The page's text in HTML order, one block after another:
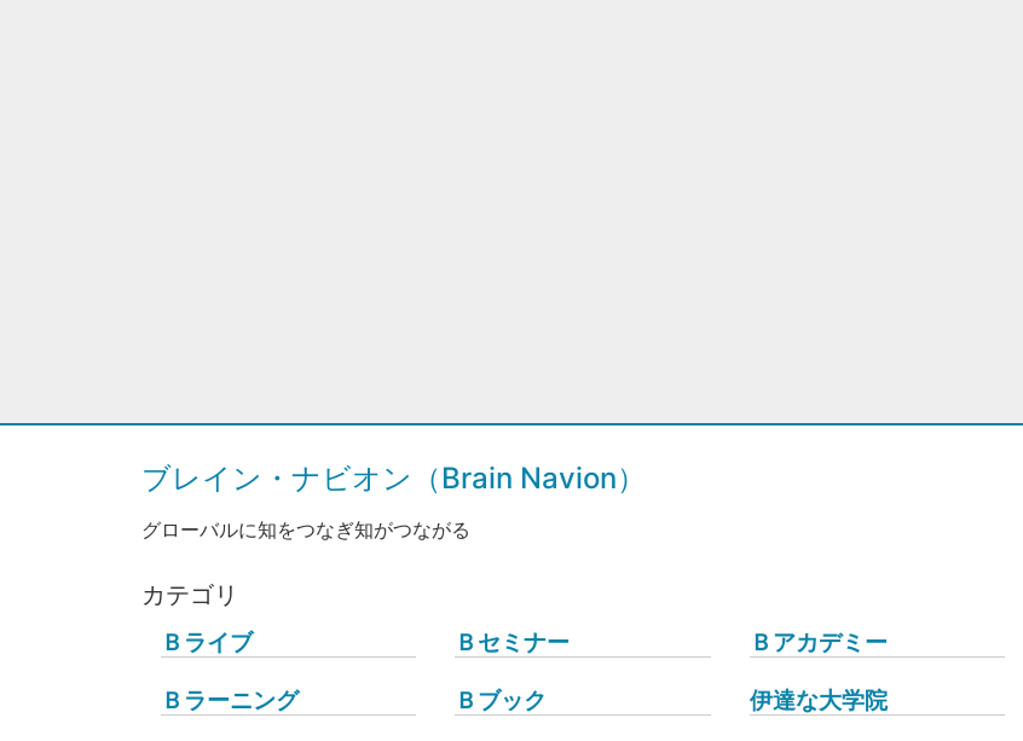
ブレイン・ナビオン（Brain Navion）
グローバルに知をつなぎ知がつながる
カテゴリ
Ｂライブ
Ｂセミナー
Ｂアカデミー
Ｂラーニング
Ｂブック 伊達な大学院